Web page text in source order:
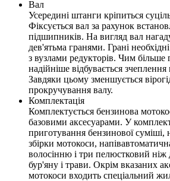
Вал
Усередині штанги кріпиться
Фіксується вал за рахунок
підшипників. На вигляд вал
дев'ятьма гранями. Грані
з вузлами редукторів. Чим більше
надійніше відбувається зчеплення
Завдяки цьому зменшується
прокручування валу.
Комплектація
Комплектується бензинова
базовими аксесуарами. У
приготування бензинової суміші,
збірки мотокоси,
волосінню і три пелюстковий ніж
бур'яну і трави. Окрім вказаних
мотокоси входить спеціальний